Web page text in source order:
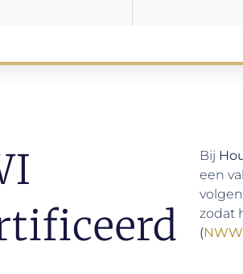
Bij
een
zodat
(